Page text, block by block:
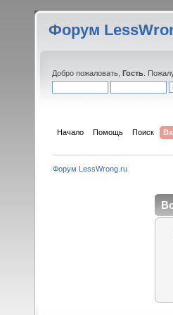
Форум
Добро пожаловать, Гость .
Начало Помощь Поиск
Форум LessWrong.ru